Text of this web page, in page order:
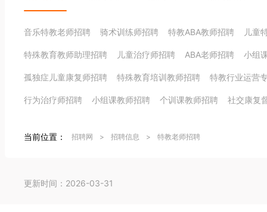
音乐特教老师招聘 骑术训练师招聘 特教ABA教师招聘 儿童
特殊教育教师助理招聘 儿童治疗师招聘 ABA老师招聘 小组
孤独症儿童康复师招聘 特殊教育培训教师招聘 特教行业运营
行为治疗师招聘 小组课教师招聘 个训课教师招聘 社交康复
当前位置： 招聘网 > 招聘信息 > 特教老师招聘
更新时间：2026-03-31